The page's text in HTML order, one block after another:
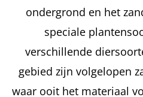
ondergrond en het
speciale
verschillende
gebied zijn volgelopen
waar ooit het materiaal